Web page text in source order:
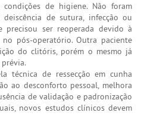
de higiene. Não foram
deiscência de sutura, infecção ou
precisou ser reoperada devido à
pós-operatório. Outra paciente
do clitóris, porém o mesmo já
técnica de ressecção em cunha
ao desconforto pessoal, melhora
de validação e padronização
novos estudos clínicos devem